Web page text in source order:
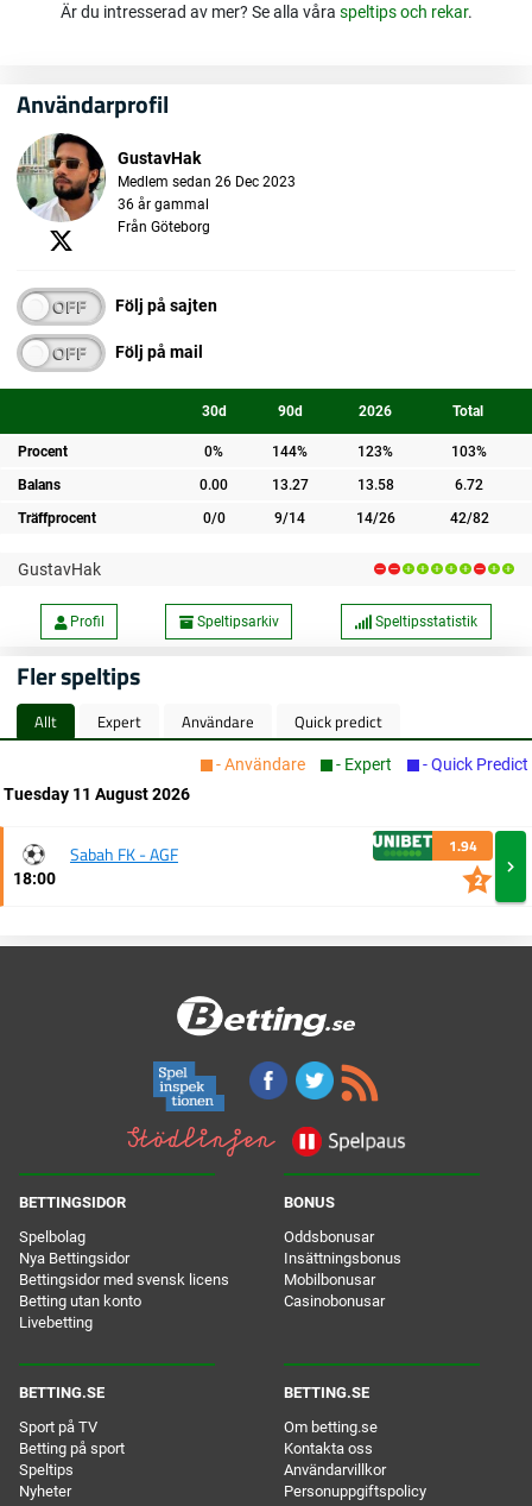
Är du intresserad av mer? Se alla våra speltips och rekar.
Användarprofil
GustavHak
Medlem sedan 26 Dec 2023
36 år gammal
Från Göteborg
Följ på sajten
Följ på mail
30d 90d 2026 Total
Procent 0% 144% 123%
103%
Balans
0.00 13.27 13.58
6.72
Träffprocent
0/0 9/14 14/26 42/82
GustavHak
Profil Speltipsarkiv Speltipsstatistik
Fler speltips
Allt Expert Användare Quick predict
Tuesday 11 August 2026
- Användare - Expert - Quick Predict
18:00
Sabah FK - AGF 1.94
BETTINGSIDOR
Spelbolag
Nya Bettingsidor
Bettingsidor med svensk licens
Betting utan konto
Livebetting
BONUS
Oddsbonusar
Insättningsbonus
Mobilbonusar
Casinobonusar
BETTING.SE
Sport på TV
Betting på sport
Speltips
Nyheter
BETTING.SE
Om betting.se
Kontakta oss
Användarvillkor
Personuppgiftspolicy